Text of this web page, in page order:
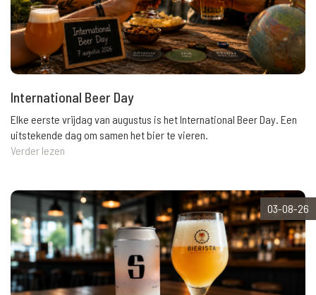
International Beer Day
Elke eerste vrijdag van augustus is het International Beer Day. Een
uitstekende dag om samen het bier te vieren.
Verder lezen
03-08-26